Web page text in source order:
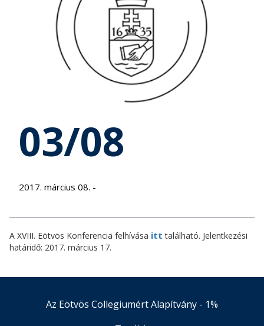
03/08
2017. március 08. -
A XVIII. Eötvös Konferencia felhívása itt található. Jelentkezési
határidő: 2017. március 17.
Az Eötvös Collegiumért Alapítvány - 1%